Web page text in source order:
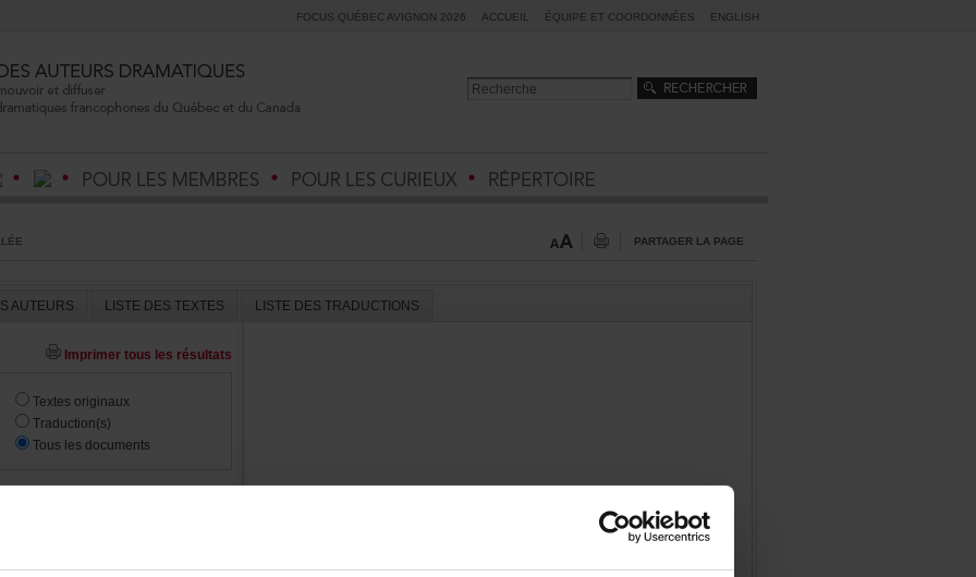
FOCUSQUÉBECAVIGNON2026 ACCUEIL ÉQUIPEETCOORDONNÉES ENGLISH
PARTAGERLAPAGE
LISTEDESTEXTES LISTEDESTRADUCTIONS
Imprimertouslesrésultats
Textesoriginaux
Traduction(s)
Touslesdocuments